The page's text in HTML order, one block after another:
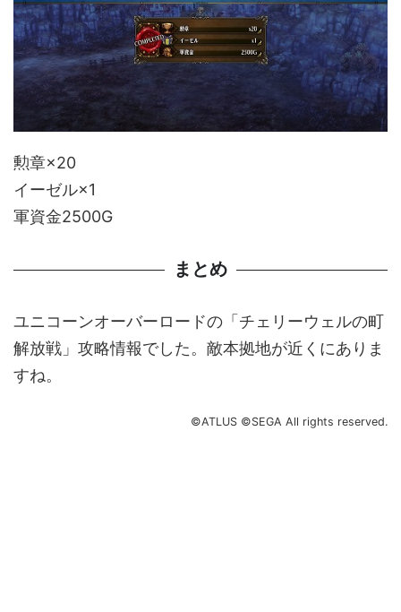
勲章×20
イーゼル×1
軍資金2500G
まとめ
ユニコーンオーバーロードの「チェリーウェルの町
解放戦」攻略情報でした。敵本拠地が近くにありま
すね。
©ATLUS ©SEGA All rights reserved.